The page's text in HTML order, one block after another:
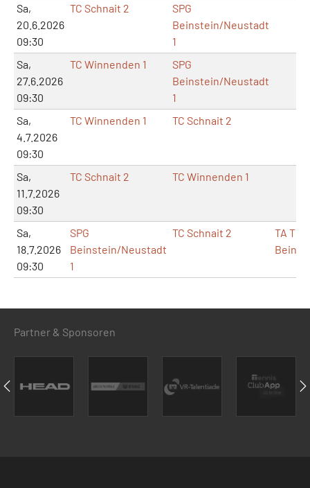
Sa,
20.6.2026
09:30
TC Schnait 2
SPG
Beinstein/Neustadt
1
Sa,
27.6.2026
09:30
TC Winnenden 1
SPG
Beinstein/Neustadt
1
Sa,
4.7.2026
09:30
TC Winnenden 1 TC Schnait 2
Sa,
11.7.2026
09:30
TC Schnait 2 TC Winnenden 1
Sa,
18.7.2026
09:30
SPG
Beinstein/Neustadt
1
TC Schnait 2
TA TB
Partner & Sponsoren